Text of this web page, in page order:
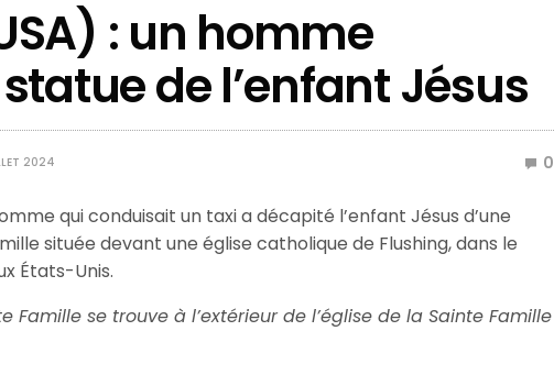
: un homme
de l’enfant Jésus
2024 0
qui conduisait un taxi a décapité l’enfant Jésus d’une
située devant une église catholique de Flushing, dans le
États-Unis.
Famille se trouve à l’extérieur de l’église de la Sainte Famille